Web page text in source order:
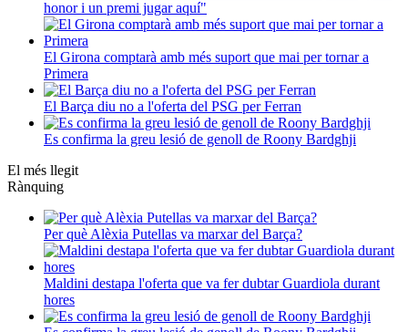
honor i un premi jugar aquí"
El Girona comptarà amb més suport que mai per tornar a
Primera
El Barça diu no a l'oferta del PSG per Ferran
Es confirma la greu lesió de genoll de Roony Bardghji
El més llegit
Rànquing
Per què Alèxia Putellas va marxar del Barça?
Maldini destapa l'oferta que va fer dubtar Guardiola durant
hores